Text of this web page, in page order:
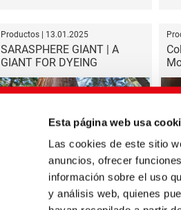
Esta página web usa
Las cookies de este sitio
anuncios, ofrecer
información sobre el uso
y análisis web, quienes
Productos | 13.01.2025
SARASPHERE GIANT | A
GIANT FOR DYEING
Multifunctional biobased jet dyeing